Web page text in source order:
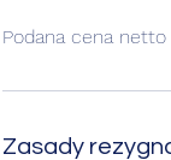
Podana cena netto
Zasady